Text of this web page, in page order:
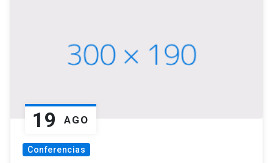
19 AGO
Conferencias